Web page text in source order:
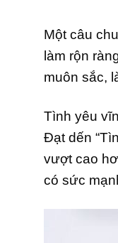
Một câu
làm rộn
muôn sắc,
Tình yêu
Đạt dến
vượt cao
có sức